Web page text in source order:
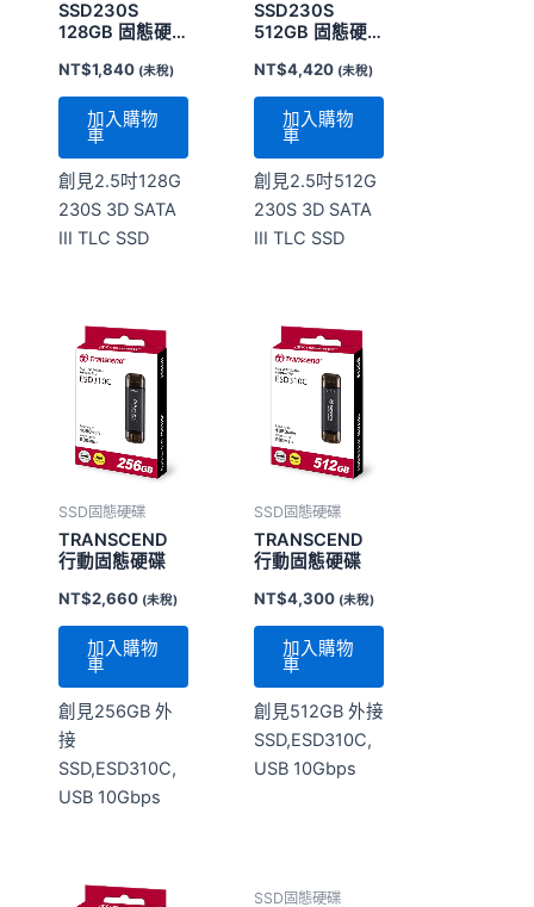
SSD230S
128GB 固態硬
NT$1,840 (未稅)
加入購物
車
創見2.5吋128G
230S 3D SATA
III TLC SSD
SSD230S
512GB 固態硬
NT$4,420 (未稅)
加入購物
車
創見2.5吋512G
230S 3D SATA
III TLC SSD
SSD固態硬碟
TRANSCEND
行動固態硬碟
NT$2,660 (未稅)
加入購物
車
創見256GB 外
接
SSD,ESD310C,
USB 10Gbps
SSD固態硬碟
TRANSCEND
行動固態硬碟
NT$4,300 (未稅)
加入購物
車
創見512GB 外接
SSD,ESD310C,
USB 10Gbps
SSD固態硬碟